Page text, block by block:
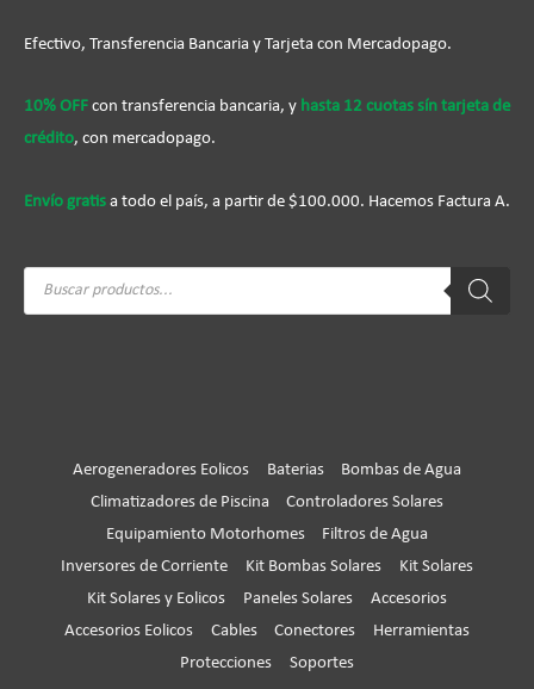
Efectivo, Transferencia Bancaria y Tarjeta con Mercadopago.
10% OFF con transferencia bancaria, y hasta 12 cuotas sín tarjeta de
crédito, con mercadopago.
Envío gratis a todo el país, a partir de $100.000. Hacemos Factura A.
Búsqueda
Aerogeneradores Eolicos Baterias
Bombas de Agua
Climatizadores de Piscina
Controladores Solares
Equipamiento Motorhomes
Filtros de Agua
Inversores de Corriente
Kit Bombas Solares
Kit Solares
Kit Solares y Eolicos
Paneles Solares
Accesorios
Accesorios Eolicos
Cables Conectores
Herramientas
Protecciones
Soportes